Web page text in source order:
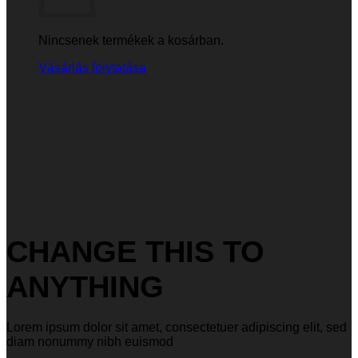
Nincsenek termékek a kosárban.
Vásárlás folytatása
CHANGE THIS TO
ANYTHING
Lorem ipsum dolor sit amet, consectetuer adipiscing elit, sed
diam nonummy nibh euismod